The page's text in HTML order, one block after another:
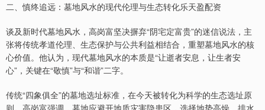
二、慎终追远：墓地风水的现代伦理与生态转化乐天盈配资
谈及新时代墓地风水，高岗富坚决摒弃“阴宅定富贵”的迷信说法，主
张将传统孝道伦理、生态保护与公共利益相结合，重塑墓地风水的核
心价值。他认为，现代墓地风水的本质是“让逝者安息，让生者安
心”，关键在“敬慎”与“和谐”二字。
传统“四象俱全”的墓地选址标准，在今天被转化为科学的生态选址原